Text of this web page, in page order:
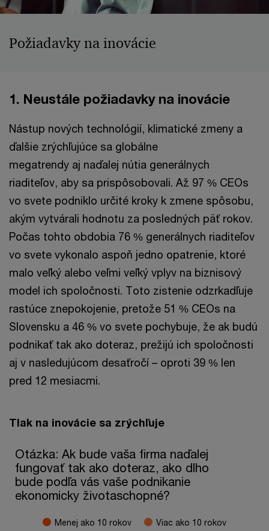
Požiadavky na inovácie
1. Neustále požiadavky na inovácie
Nástup nových technológií, klimatické zmeny a
ďalšie zrýchľujúce sa globálne
megatrendy aj naďalej nútia generálnych
riaditeľov, aby sa prispôsobovali. Až 97 % CEOs
vo svete podniklo určité kroky k zmene spôsobu,
akým vytvárali hodnotu za posledných päť rokov.
Počas tohto obdobia 76 % generálnych riaditeľov
vo svete vykonalo aspoň jedno opatrenie, ktoré
malo veľký alebo veľmi veľký vplyv na biznisový
model ich spoločnosti. Toto zistenie odzrkadľuje
rastúce znepokojenie, pretože 51 % CEOs na
Slovensku a 46 % vo svete pochybuje, že ak budú
podnikať tak ako doteraz, prežijú ich spoločnosti
aj v nasledujúcom desaťročí – oproti 39 % len
pred 12 mesiacmi.
Tlak na inovácie sa zrýchľuje
Otázka: Ak bude vaša firma naďalej fungovať tak ako
Bar chart with 2 data series.
The chart has 1 X axis displaying categories.
The chart has 1 Y axis displaying values. Range: 0 to 75.
Otázka: Ak bude vaša firma naďalej
fungovať tak ako doteraz, ako dlho
bude podľa vás vaše podnikanie
ekonomicky životaschopné?
Menej ako 10 rokov Viac ako 10 rokov